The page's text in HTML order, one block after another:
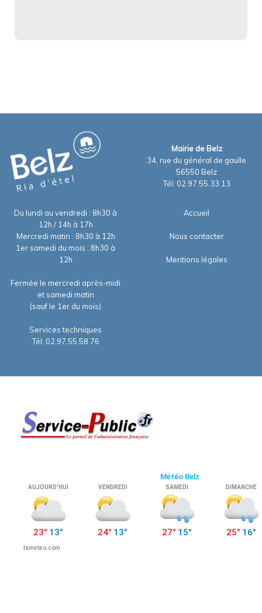
Mairie de Belz
34, rue du général de gaulle
56550 Belz
Tél: 02.97.55.33.13
Du lundi au vendredi : 8h30 à
12h / 14h à 17h
Mercredi matin : 8h30 à 12h
1er samedi du mois : 8h30 à
12h
Fermée le mercredi après-midi
et samedi matin
(sauf le 1er du mois)
Services techniques
Tél: 02.97.55.58.76
Accueil
Nous contacter
Mentions légales